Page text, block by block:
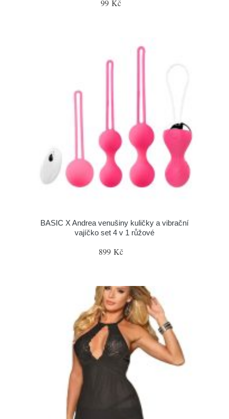
99 Kč
BASIC X Andrea venušiny kuličky a vibrační
vajíčko set 4 v 1 růžové
899 Kč